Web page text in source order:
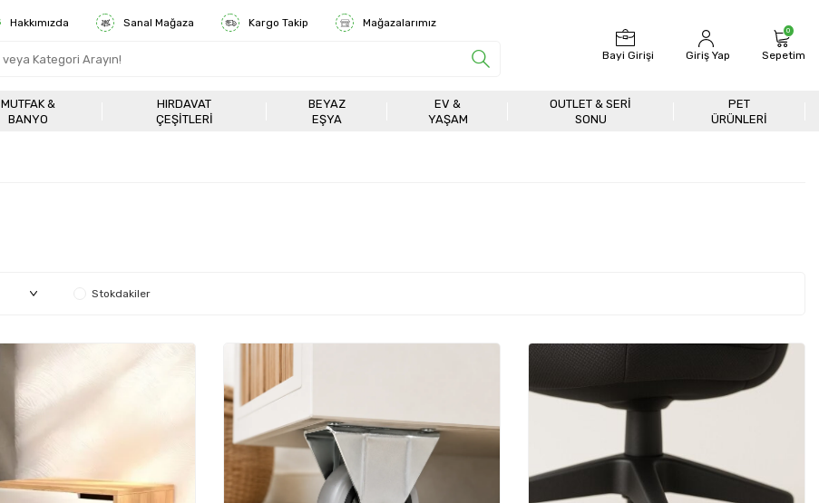
Hakkımızda Sanal Mağaza Kargo Takip Mağazalarımız
Bayi Girişi Giriş Yap
0
Sepetim
MUTFAK &
BANYO
HIRDAVAT
ÇEŞITLERI
BEYAZ
EŞYA
EV &
YAŞAM
OUTLET & SERI
SONU
PET
ÜRÜNLERİ
Stokdakiler